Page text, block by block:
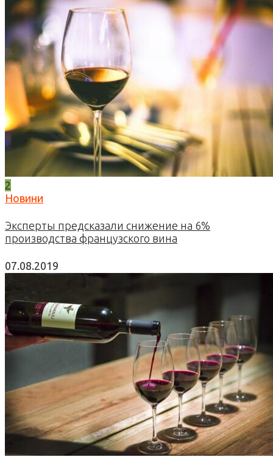
2
Новини
Эксперты предсказали снижение на 6%
производства французского вина
07.08.2019